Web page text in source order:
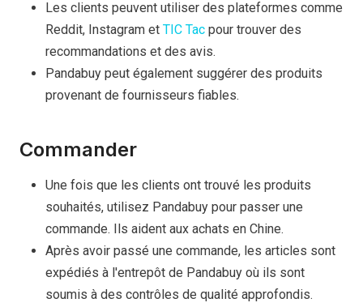
Les clients peuvent utiliser des plateformes comme
Reddit, Instagram et TIC Tac pour trouver des
recommandations et des avis.
Pandabuy peut également suggérer des produits
provenant de fournisseurs fiables.
Commander
Une fois que les clients ont trouvé les produits
souhaités, utilisez Pandabuy pour passer une
commande. Ils aident aux achats en Chine.
Après avoir passé une commande, les articles sont
expédiés à l'entrepôt de Pandabuy où ils sont
soumis à des contrôles de qualité approfondis.